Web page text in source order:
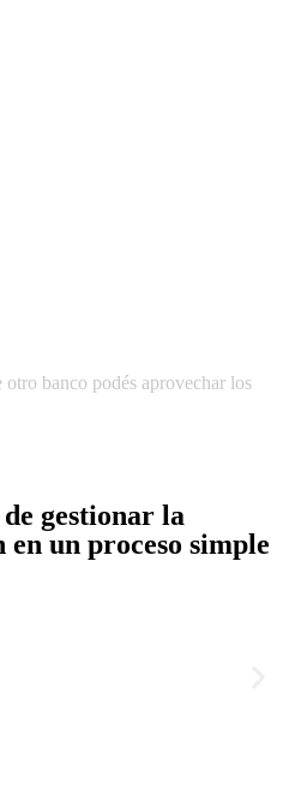
banco podés aprovechar los
gestionar la
un proceso simple